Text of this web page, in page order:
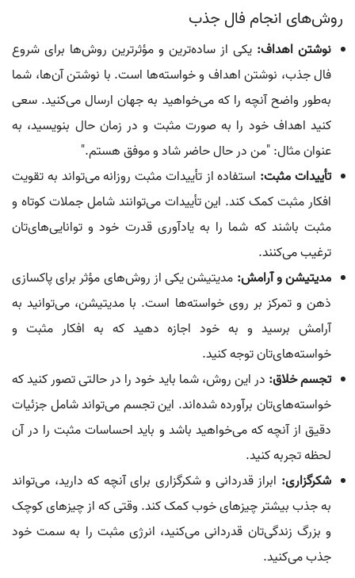
روش‌های انجام فال جذب
نوشتن اهداف: یکی از ساده‌ترین و مؤثرترین روش‌ها برای شروع
فال جذب، نوشتن اهداف و خواسته‌ها است. با نوشتن آن‌ها، شما
به‌طور واضح آنچه را که می‌خواهید به جهان ارسال می‌کنید. سعی
کنید اهداف خود را به صورت مثبت و در زمان حال بنویسید، به
عنوان مثال: "من در حال حاضر شاد و موفق هستم."
تأییدات مثبت: استفاده از تأییدات مثبت روزانه می‌تواند به تقویت
افکار مثبت کمک کند. این تأییدات می‌توانند شامل جملات کوتاه و
مثبت باشند که شما را به یادآوری قدرت خود و توانایی‌های‌تان
ترغیب می‌کنند.
مدیتیشن و آرامش: مدیتیشن یکی از روش‌های مؤثر برای پاکسازی
ذهن و تمرکز بر روی خواسته‌ها است. با مدیتیشن، می‌توانید به
آرامش برسید و به خود اجازه دهید که به افکار مثبت و
خواسته‌های‌تان توجه کنید.
تجسم خلاق: در این روش، شما باید خود را در حالتی تصور کنید که
خواسته‌های‌تان برآورده شده‌اند. این تجسم می‌تواند شامل جزئیات
دقیق از آنچه که می‌خواهید باشد و باید احساسات مثبت را در آن
لحظه تجربه کنید.
شکرگزاری: ابراز قدردانی و شکرگزاری برای آنچه که دارید، می‌تواند
به جذب بیشتر چیزهای خوب کمک کند. وقتی که از چیزهای کوچک
و بزرگ زندگی‌تان قدردانی می‌کنید، انرژی مثبت را به سمت خود
جذب می‌کنید.